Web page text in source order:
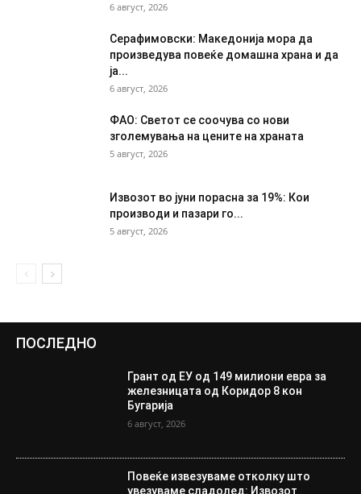
6 август, 2026
Серафимовски: Македонија мора да
произведува повеќе домашна храна и да
ја...
6 август, 2026
ФАО: Светот се соочува со нови
зголемувања на цените на храната
5 август, 2026
Извозот во јуни порасна за 19%: Кои
производи и пазари го...
5 август, 2026
ПОСЛЕДНО
Грант од ЕУ од 149 милиони евра за
железницата од Коридор 8 кон
Бугарија
6 август, 2026
Повеќе извезуваме отколку што
увезуваме сладолед: Извозот